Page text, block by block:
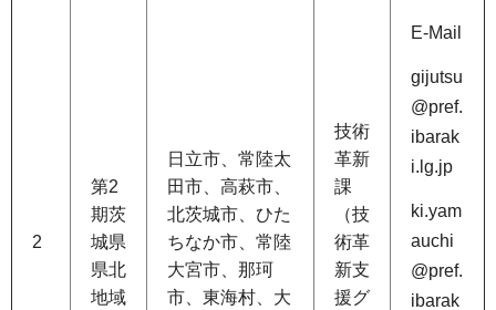
2
第2
期茨
城県
県北
地域
日立市、常陸太
田市、高萩市、
北茨城市、ひた
ちなか市、常陸
大宮市、那珂
市、東海村、大
技術
革新
課
（技
術革
新支
援グ
E-Mail
gijutsu
@pref.
ibarak
i.lg.jp
ki.yam
auchi
@pref.
ibarak